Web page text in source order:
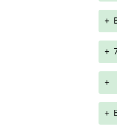
+
+
+
+